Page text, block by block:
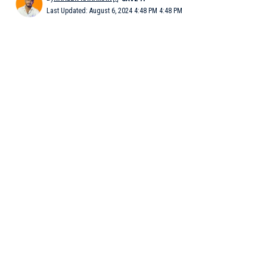
Last Updated: August 6, 2024 4:48 PM 4:48 PM